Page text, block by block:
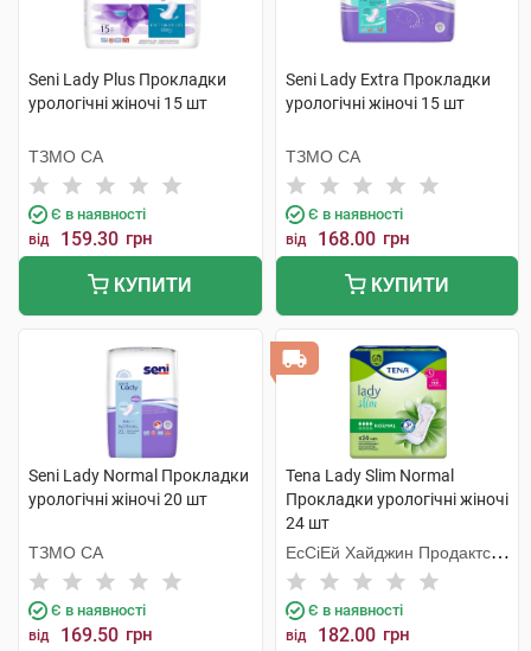
Seni Lady Plus Прокладки
урологічні жіночі 15 шт
ТЗМО СА
Є в наявності
від 159.30 грн
КУПИТИ
Seni Lady Extra Прокладки
урологічні жіночі 15 шт
ТЗМО СА
Є в наявності
від 168.00 грн
КУПИТИ
Seni Lady Normal Прокладки
урологічні жіночі 20 шт
ТЗМО СА
Є в наявності
від 169.50 грн
Tena Lady Slim Normal
Прокладки урологічні жіночі
24 шт
ЕсСіЕй Хайджин Продактс
Хугезанд
Є в наявності
від 182.00 грн